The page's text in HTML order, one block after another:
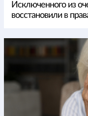
Исключенного из
восстановили в